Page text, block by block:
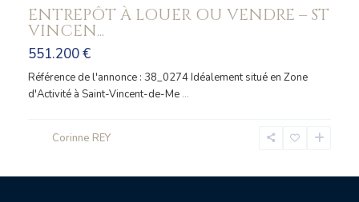
ENTREPÔT À LOUER OU VENDRE – ST
VINCEN...
551.200 €
Référence de l'annonce : 38_0274 Idéalement situé en Zone
d'Activité à Saint-Vincent-de-Me ...
Corinne REY